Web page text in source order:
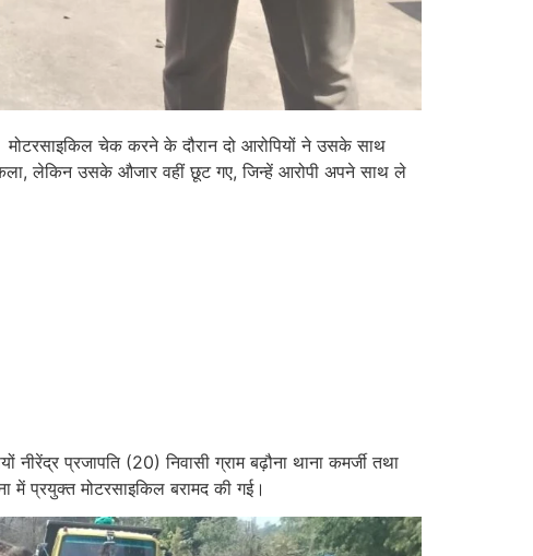
चेक करने के दौरान दो आरोपियों ने उसके साथ
लेकिन उसके औजार वहीं छूट गए, जिन्हें आरोपी अपने साथ ले
प्रजापति (20) निवासी ग्राम बढ़ौना थाना कमर्जी तथा
में प्रयुक्त मोटरसाइकिल बरामद की गई।